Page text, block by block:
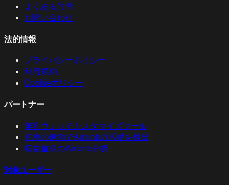
よくある質問
お問い合わせ
法的情報
プライバシーポリシー
利用規約
Cookieポリシー
パートナー
無料ウォッチカスタマイズツール
任意の建物でAirbnbの活動を検出
収益重視のAirbnb分析
対象ユーザー